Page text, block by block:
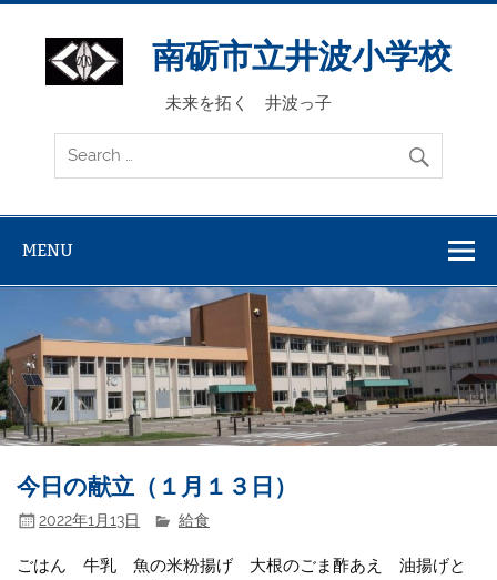
Skip
content
南砺市立井波小学校
未来を拓く 井波っ子
MENU
今日の献立（１月１３日）
2022年1月13日 給食
ごはん 牛乳 魚の米粉揚げ 大根のごま酢あえ 油揚げと